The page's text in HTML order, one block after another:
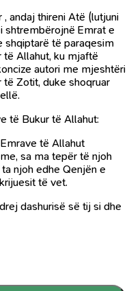
andaj thireni Atë (lutjuni
shtrembërojnë Emrat e
shqiptarë të paraqesim
të Allahut, ku mjaftë
autori me mjeshtëri
Zotit, duke shoqruar
të Bukur të Allahut:
të Allahut
sa ma tepër të njoh
njoh edhe Qenjën e
të vet.
dashurisë së tij si dhe